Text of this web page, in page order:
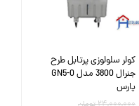
کولر سلولوزی پرتابل طرح
جنرال 3800 مدل GN5-0
پارس